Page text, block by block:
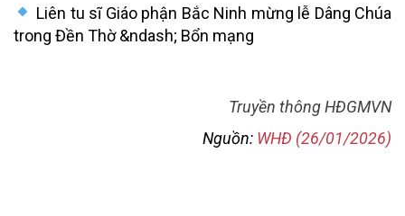
Liên tu sĩ Giáo phận Bắc Ninh mừng lễ Dâng Chúa
trong Đền Thờ &ndash; Bổn mạng
Truyền thông HĐGMVN
Nguồn: WHĐ (26/01/2026)